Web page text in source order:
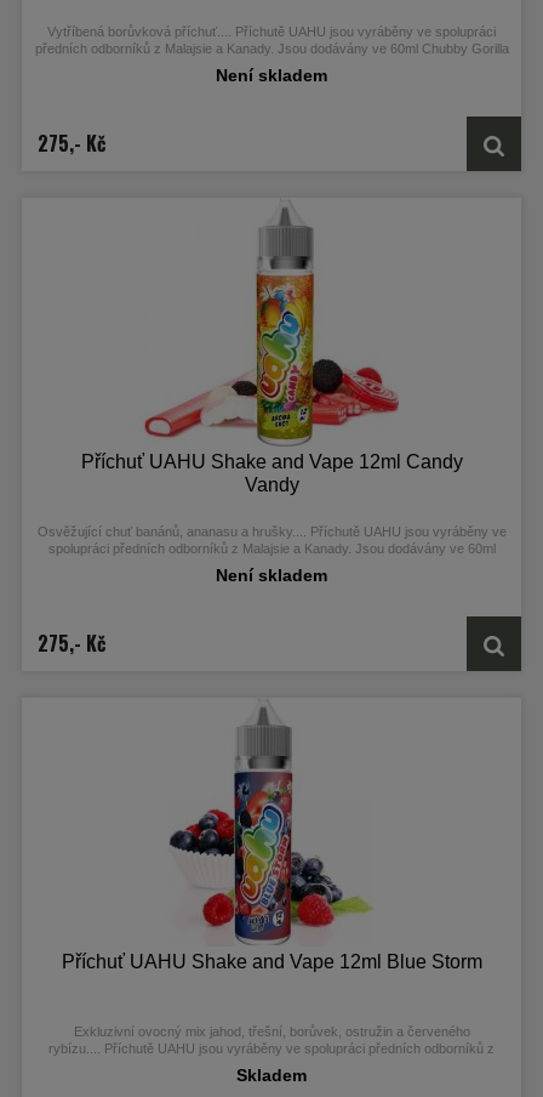
Vytříbená borůvková příchuť....
Příchutě UAHU jsou vyráběny ve spolupráci
předních odborníků z Malajsie a Kanady. Jsou dodávány ve 60ml Chubby Gorilla
Unicorn lahvičkách, které obsahují 12ml koncentrátu.
Není skladem
275,- Kč
Příchuť UAHU Shake and Vape 12ml Candy
Vandy
Osvěžující chuť banánů, ananasu a hrušky....
Příchutě UAHU jsou vyráběny ve
spolupráci předních odborníků z Malajsie a Kanady. Jsou dodávány ve 60ml
Chubby Gorilla Unicorn lahvičkách, které obsahují 12ml koncentrátu.
Není skladem
275,- Kč
Příchuť UAHU Shake and Vape 12ml Blue Storm
Exkluzivní ovocný mix jahod, třešní, borůvek, ostružin a červeného
rybízu....
Příchutě UAHU jsou vyráběny ve spolupráci předních odborníků z
které obsahují 12ml koncentrátu.
Skladem